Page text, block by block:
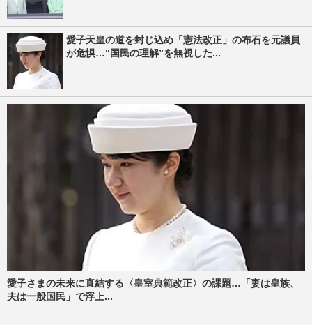
愛子天皇の道を封じ込め「憲法改正」の布石を元議員
が危惧…“国民の理解”を無視した...
愛子さまの未来に直結する〈皇室典範改正〉の課題…「妻は皇族、
夫は一般国民」で浮上...